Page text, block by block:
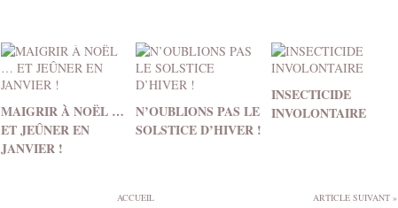
MAIGRIR À NOËL …
ET JEÛNER EN
JANVIER !
N’OUBLIONS PAS LE
SOLSTICE D’HIVER !
INSECTICIDE
INVOLONTAIRE
ACCUEIL ARTICLE SUIVANT »